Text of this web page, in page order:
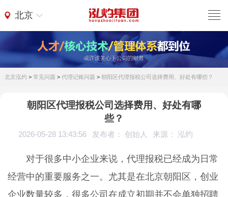
北京
北京泓灼 > 常见问题 > 代理记账问题 > 朝阳区代理报税公司选择费用、好处有哪些？
朝阳区代理报税公司选择费用、好处有哪
些？
2026-05-28 13:43:56 发布者： 创始人 来源： 泓灼
对于很多中小企业来说，代理报税已经成为日常
经营中的重要服务之一。尤其是在北京朝阳区，创业
企业数量较多，很多公司在成立初期并不会单独招聘